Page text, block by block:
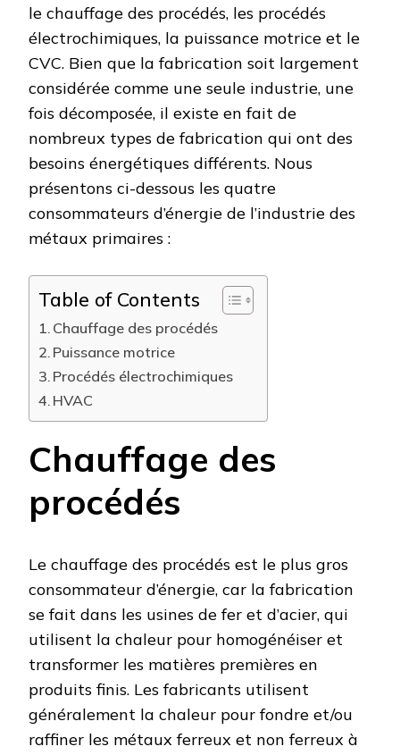
le chauffage des procédés, les procédés
électrochimiques, la puissance motrice et le
CVC. Bien que la fabrication soit largement
considérée comme une seule industrie, une
fois décomposée, il existe en fait de
nombreux types de fabrication qui ont des
besoins énergétiques différents. Nous
présentons ci-dessous les quatre
consommateurs d’énergie de l’industrie des
métaux primaires :
Table of Contents
Chauffage des procédés
Puissance motrice
Procédés électrochimiques
HVAC
Chauffage des
procédés
Le chauffage des procédés est le plus gros
consommateur d’énergie, car la fabrication
se fait dans les usines de fer et d’acier, qui
utilisent la chaleur pour homogénéiser et
transformer les matières premières en
produits finis. Les fabricants utilisent
généralement la chaleur pour fondre et/ou
raffiner les métaux ferreux et non ferreux à